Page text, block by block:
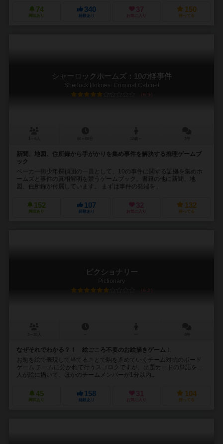
74
興味あり
340
経験あり
37
お気に入り
150
持ってる
シャーロックホームズ：10の怪事件
Sherlock Holmes: Criminal Cabinet
5.9
新聞、地図、住所録から手がかりを集め事件を解決する推理ゲームブ
ック
ベーカー街少年探偵団の一員として、10の事件に関する証拠を集めホ
ームズと事件の真相解明を競うゲームブック。書籍の他に新聞、地
図、住所録が付属しています。 まずは事件の発端を...
152
興味あり
107
経験あり
32
お気に入り
132
持ってる
ピクショナリー
Pictionary
6.2
なぜそれでわかる？！ 絵ごころ不要のお絵描きゲーム！
お題を絵で表現して当てることで駒を進めていくチーム対抗のボード
ゲーム チームに分かれて行うスゴロクですが、出題カードの単語を一
人が絵に描いて、ほかのチームメンバーが1分以内...
45
興味あり
158
経験あり
31
お気に入り
104
持ってる